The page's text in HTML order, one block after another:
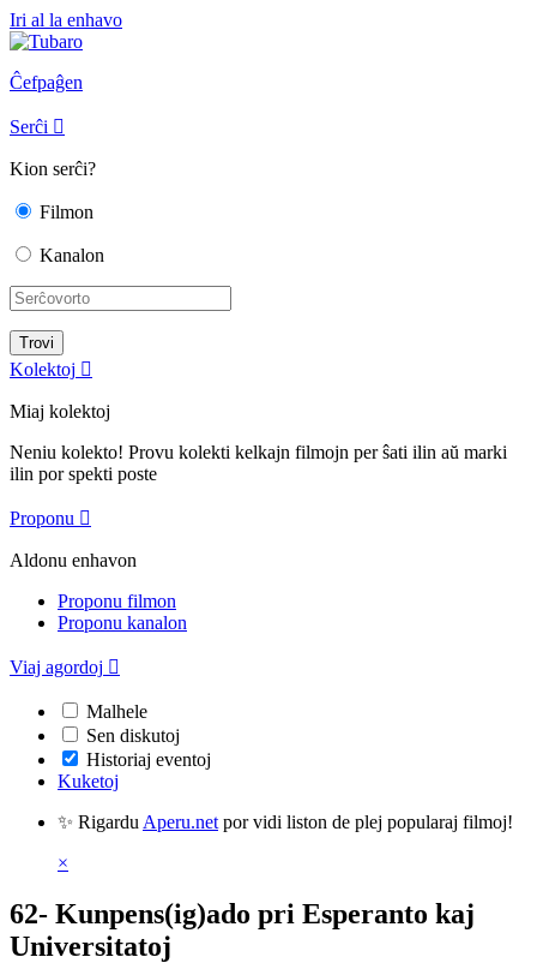
Iri al la enhavo
Ĉefpaĝen
Serĉi 
Kion serĉi?
Filmon
Kanalon
Kolektoj 
Miaj kolektoj
Neniu kolekto! Provu kolekti kelkajn filmojn per ŝati ilin aŭ marki
ilin por spekti poste
Proponu 
Aldonu enhavon
Proponu filmon
Proponu kanalon
Viaj agordoj 
Malhele
Sen diskutoj
Historiaj eventoj
Kuketoj
✨ Rigardu Aperu.net por vidi liston de plej popularaj filmoj!
×
62- Kunpens(ig)ado pri Esperanto kaj
Universitatoj